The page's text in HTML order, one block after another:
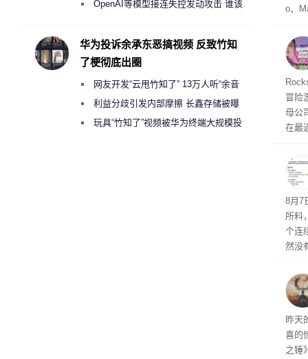
o、
和
命令
起
防御
气将
发效
期
冒险
母公
在最
ss
悄
8月7
所料
个连
然没
有
着——
线
昨天
喜的
之锤
2000美元一晚 遭讽“反乌托邦”
OpenAI等模型接连失控发动攻击 谁该
华为投诉余承东恶搞视频 反致竹知
了梗彻底出圈
网友开发“云甩竹知了” 13万人听“余音
绕梁”利益分歧引发内部摩擦 长鑫存储被曝
曾将华为驻场工程师驱逐出研发基地
玩具“竹知了”视频被华为终端大规模投